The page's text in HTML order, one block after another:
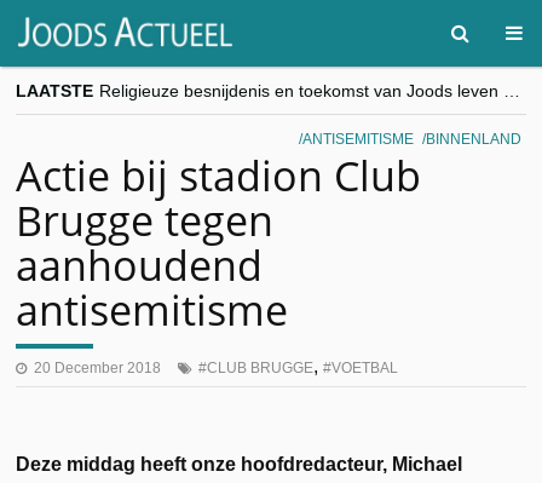
LAATSTE
“Besnijdenisdebat toont hoe moeilijk seculiere Westen minderheden begrijpt”, Jinnih Beels (Vooruit)
CITYTRIP | ROEMENIË – Boekarest: de verrassing van Oost-Europa
ANTISEMITISME BINNENLAND
Actie bij stadion Club
Brugge tegen
aanhoudend
antisemitisme
20 December 2018 CLUB BRUGGE, VOETBAL
Deze middag heeft onze hoofdredacteur, Michael